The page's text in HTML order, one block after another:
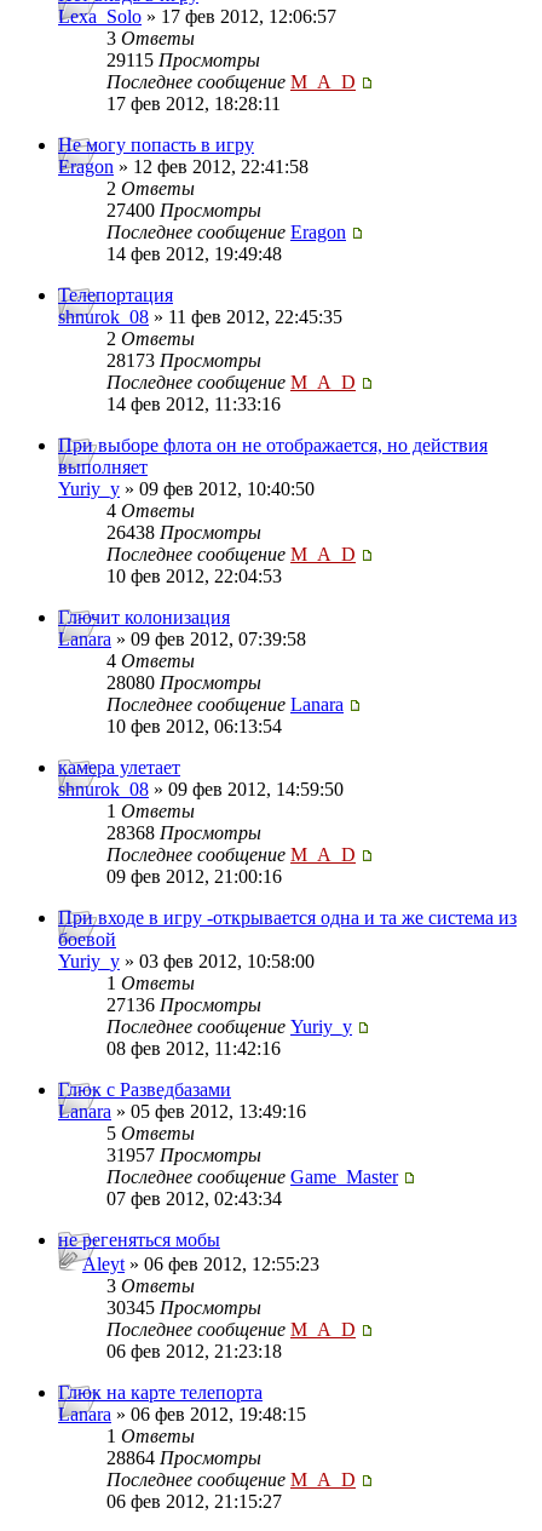
Lexa_Solo » 17 фев 2012, 12:06:57
3 Ответы
29115 Просмотры
Последнее сообщение M_A_D
17 фев 2012, 18:28:11
Не могу попасть в игру
Eragon » 12 фев 2012, 22:41:58
2 Ответы
27400 Просмотры
Последнее сообщение Eragon
14 фев 2012, 19:49:48
Телепортация
shnurok_08 » 11 фев 2012, 22:45:35
2 Ответы
28173 Просмотры
Последнее сообщение M_A_D
14 фев 2012, 11:33:16
При выборе флота он не отображается, но действия
выполняет
Yuriy_y » 09 фев 2012, 10:40:50
4 Ответы
26438 Просмотры
Последнее сообщение M_A_D
10 фев 2012, 22:04:53
Глючит колонизация
Lanara » 09 фев 2012, 07:39:58
4 Ответы
28080 Просмотры
Последнее сообщение Lanara
10 фев 2012, 06:13:54
камера улетает
shnurok_08 » 09 фев 2012, 14:59:50
1 Ответы
28368 Просмотры
Последнее сообщение M_A_D
09 фев 2012, 21:00:16
При входе в игру -открывается одна и та же система из
боевой
Yuriy_y » 03 фев 2012, 10:58:00
1 Ответы
27136 Просмотры
Последнее сообщение Yuriy_y
08 фев 2012, 11:42:16
Глюк с Разведбазами
Lanara » 05 фев 2012, 13:49:16
5 Ответы
31957 Просмотры
Последнее сообщение Game_Master
07 фев 2012, 02:43:34
не регеняться мобы
Aleyt » 06 фев 2012, 12:55:23
3 Ответы
30345 Просмотры
Последнее сообщение M_A_D
06 фев 2012, 21:23:18
Глюк на карте телепорта
Lanara » 06 фев 2012, 19:48:15
1 Ответы
28864 Просмотры
Последнее сообщение M_A_D
06 фев 2012, 21:15:27